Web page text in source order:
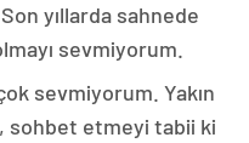
yıllarda sahnede
sevmiyorum.
sevmiyorum. Yakın
sohbet etmeyi tabii ki